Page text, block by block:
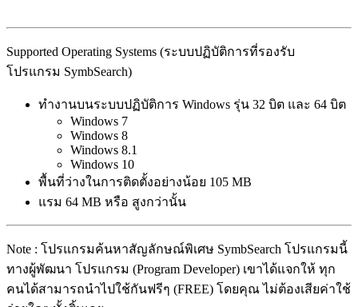
Supported Operating Systems (ระบบปฏิบัติการที่รองรับ
โปรแกรม SymbSearch)
ทำงานบนระบบปฏิบัติการ Windows รุ่น 32 บิต และ 64 บิต
Windows 7
Windows 8
Windows 8.1
Windows 10
พื้นที่ว่างในการติดตั้งอย่างน้อย 105 MB
แรม 64 MB หรือ สูงกว่านั้น
Note : โปรแกรมค้นหาสัญลักษณ์พิเศษ SymbSearch โปรแกรมนี้
ทางผู้พัฒนา โปรแกรม (Program Developer) เขาได้แจกให้ ทุก
คนได้สามารถนำไปใช้กันฟรีๆ (FREE) โดยคุณ ไม่ต้องเสียค่าใช้